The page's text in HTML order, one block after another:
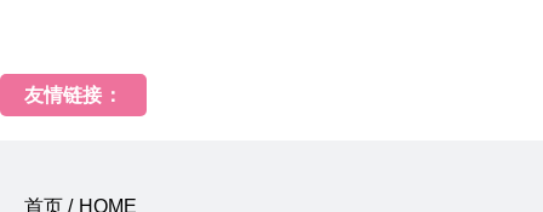
友情链接：
首页 / HOME